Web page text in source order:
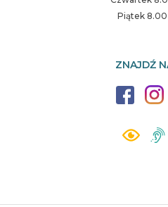
Piątek 8.00
ZNAJDŹ